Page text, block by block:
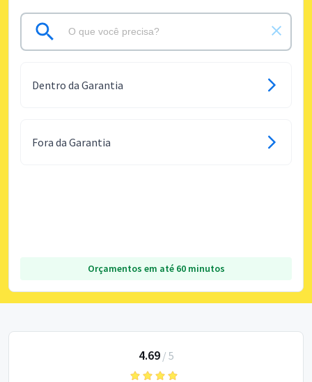
Dentro da Garantia
Fora da Garantia
Orçamentos em até 60 minutos
4.69/ 5